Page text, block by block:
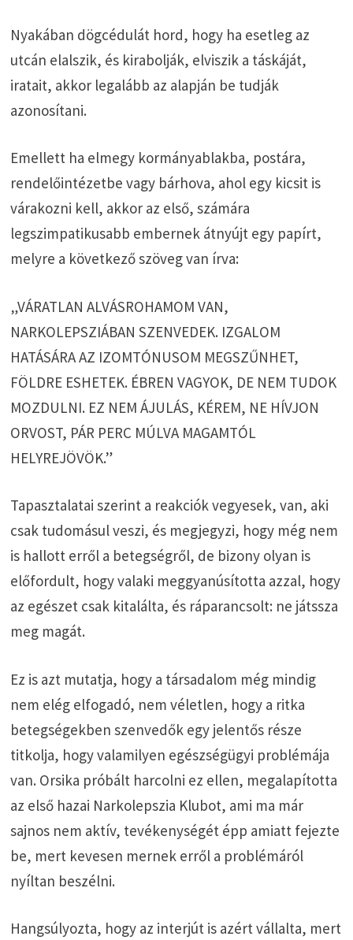
Nyakában dögcédulát hord, hogy ha esetleg az
utcán elalszik, és kirabolják, elviszik a táskáját,
iratait, akkor legalább az alapján be tudják
azonosítani.
Emellett ha elmegy kormányablakba, postára,
rendelőintézetbe vagy bárhova, ahol egy kicsit is
várakozni kell, akkor az első, számára
legszimpatikusabb embernek átnyújt egy papírt,
melyre a következő szöveg van írva:
„VÁRATLAN ALVÁSROHAMOM VAN,
NARKOLEPSZIÁBAN SZENVEDEK. IZGALOM
HATÁSÁRA AZ IZOMTÓNUSOM MEGSZŰNHET,
FÖLDRE ESHETEK. ÉBREN VAGYOK, DE NEM TUDOK
MOZDULNI. EZ NEM ÁJULÁS, KÉREM, NE HÍVJON
ORVOST, PÁR PERC MÚLVA MAGAMTÓL
HELYREJÖVÖK.”
Tapasztalatai szerint a reakciók vegyesek, van, aki
csak tudomásul veszi, és megjegyzi, hogy még nem
is hallott erről a betegségről, de bizony olyan is
előfordult, hogy valaki meggyanúsította azzal, hogy
az egészet csak kitalálta, és ráparancsolt: ne játssza
meg magát.
Ez is azt mutatja, hogy a társadalom még mindig
nem elég elfogadó, nem véletlen, hogy a ritka
betegségekben szenvedők egy jelentős része
titkolja, hogy valamilyen egészségügyi problémája
van. Orsika próbált harcolni ez ellen, megalapította
az első hazai Narkolepszia Klubot, ami ma már
sajnos nem aktív, tevékenységét épp amiatt fejezte
be, mert kevesen mernek erről a problémáról
nyíltan beszélni.
Hangsúlyozta, hogy az interjút is azért vállalta, mert